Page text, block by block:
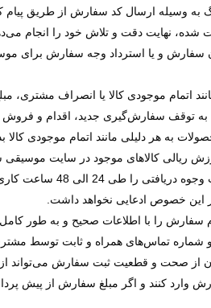
وسیله ارسال کد سفارش از طریق پیام
شده، نهایت دقت و تلاش خود را انجام
و یا استرداد وجه سفارش برای
کالا یا انصراف مشتری، مبلغ پرداخت شده طی
توقف سفارش‌‏گیری جدید، اقدام و
به هر دلیلی مانند اتمام موجودی
ریالی کالاهای موجود در سایت
24 الی 48 ساعت کاری به
این خصوص ادعایی نخواهد داشت.
سفارش را با اطلاعات صحیح و به طور
و شماره تماس‌های همراه و ثابت توسط
از صحت و قطعیت ثبت سفارش می‌تواند از
کنند و اگر مبلغ سفارش از پیش